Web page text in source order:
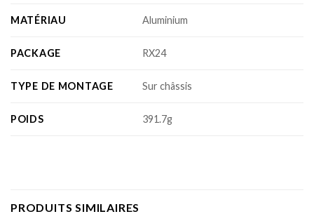
MATÉRIAU Aluminium
PACKAGE RX24
TYPE DE MONTAGE Sur châssis
POIDS 391.7g
PRODUITS SIMILAIRES